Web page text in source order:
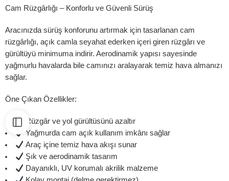
Cam Rüzgârlığı – Konforlu ve Güvenli Sürüş
Aracınızda sürüş konforunu artırmak için tasarlanan cam
rüzgârlığı, açık camla seyahat ederken içeri giren rüzgârı ve
gürültüyü minimuma indirir. Aerodinamik yapısı sayesinde
yağmurlu havalarda bile camınızı aralayarak temiz hava almanızı
sağlar.
Öne Çıkan Özellikler:
Rüzgâr ve yol gürültüsünü azaltır
Yağmurda cam açık kullanım imkânı sağlar
Araç içine temiz hava akışı sunar
Şık ve aerodinamik tasarım
Dayanıklı, UV korumalı akrilik malzeme